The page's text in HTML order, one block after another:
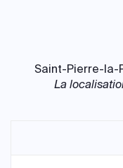
Saint-Pierre-la-
La